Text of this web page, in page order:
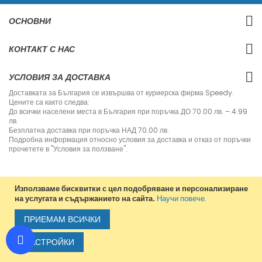
Използваме бисквитки с цел подобряване и персонализиране
на услугата и съдържанието на сайта. Научи повече.
ПРИЕМАМ ВСИЧКИ
НАСТРОЙКИ
е
е
н
и
б
ю
л
е
т
и
н
ОСНОВНИ
КОНТАКТ С НАС
УСЛОВИЯ ЗА ДОСТАВКА
Доставката за България се извършва от куриерска фирма Speedy.
Цените са както следва:
До всички населени места в България при поръчка ДО 70.00 лв. – 4.99
лв.
Безплатна доставка при поръчка НАД 70.00 лв.
Подробна информация относно условия за доставка и отказ от поръчки
прочетете в "Условия за ползване".
Copyright © 2013-2020 Jvm Bulgaria. All rights reserved.